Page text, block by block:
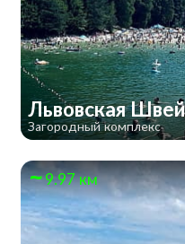
Львовская
Загородный комплекс
9.97 км